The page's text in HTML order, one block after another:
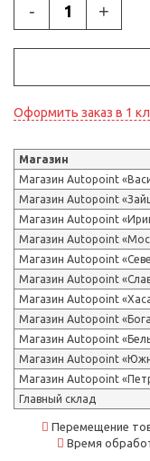
- +
Оформить заказ в 1
Магазин
Магазин Autopoint
Магазин Autopoint
Магазин Autopoint
Магазин Autopoint
Магазин Autopoint
Магазин Autopoint
Магазин Autopoint
Магазин Autopoint
Магазин Autopoint
Магазин Autopoint
Магазин Autopoint
Главный склад
Перемещение
Время